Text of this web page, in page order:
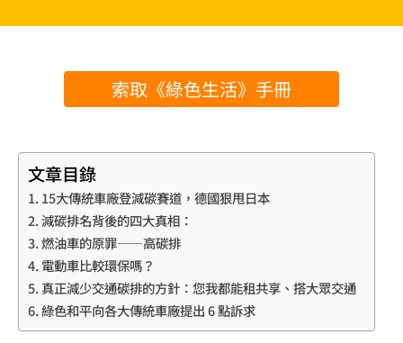
索取《綠色生活》手冊
文章目錄
15大傳統車廠登減碳賽道，德國狠甩日本
減碳排名背後的四大真相：
燃油車的原罪——高碳排
電動車比較環保嗎？
真正減少交通碳排的方針：您我都能租共享、搭大眾交通
綠色和平向各大傳統車廠提出 6 點訴求